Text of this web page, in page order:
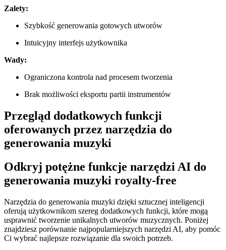
Zalety:
Szybkość generowania gotowych utworów
Intuicyjny interfejs użytkownika
Wady:
Ograniczona kontrola nad procesem tworzenia
Brak możliwości eksportu partii instrumentów
Przegląd dodatkowych funkcji
oferowanych przez narzędzia do
generowania muzyki
Odkryj potężne funkcje narzędzi AI do
generowania muzyki royalty-free
Narzędzia do generowania muzyki dzięki sztucznej inteligencji
oferują użytkownikom szereg dodatkowych funkcji, które mogą
usprawnić tworzenie unikalnych utworów muzycznych. Poniżej
znajdziesz porównanie najpopularniejszych narzędzi AI, aby pomóc
Ci wybrać najlepsze rozwiązanie dla swoich potrzeb.